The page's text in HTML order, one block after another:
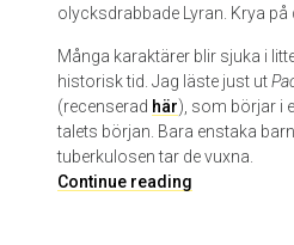
i
h
e
t
e
r
olycksdrabbade Lyran. Krya på
Många karaktärer blir sjuka i
historisk tid. Jag läste just ut
(recenserad här), som börjar i
talets början. Bara enstaka
tuberkulosen tar de vuxna.
Continue reading